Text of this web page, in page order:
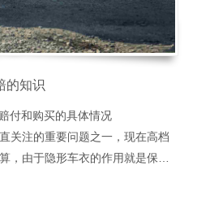
是奋战在一线多年的资深技术人
操作水平很大程度上决定了施工
营店拥有专业的大型无尘施工
营店承诺永远只做授权正品。同
衣检测设备，可以真正识别隔热
方推荐
1号直营店
：15902832572
的知识
付和购买的具体情况
关注的重要问题之一，现在高档
，由于隐形车衣的作用就是保护
防刮蹭效果，由此贴隐形车衣的
蹭的话，车衣是能够自动热修复
索赔范围以内的，这一点毋庸置
这个问题分为两类：为购置新增